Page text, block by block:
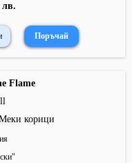
лв.
Flame
корици
"